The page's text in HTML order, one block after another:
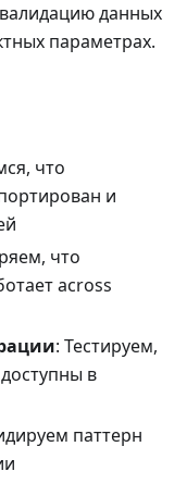
данных
параметрах.
что
и
что
across
: Тестируем,
в
паттерн